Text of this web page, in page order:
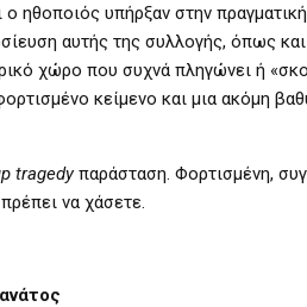
ο ηθοποιός υπήρξαν στην
αυτής της συλλογής, όπως
χώρο που συχνά πληγώνει ή
κείμενο και μια ακόμη
tragedyπαράσταση. Φορτισμένη,
να χάσετε.